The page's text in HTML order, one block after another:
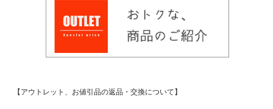
【アウトレット、お値引品の返品・交換について】